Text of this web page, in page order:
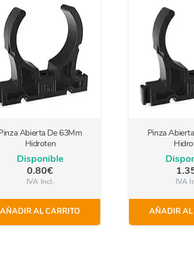
Abierta De 63Mm
Hidroten
Disponible
0.80€
IVA Incl.
AÑADIR AL CARRITO
Pinza
IVA
AÑADIR AL